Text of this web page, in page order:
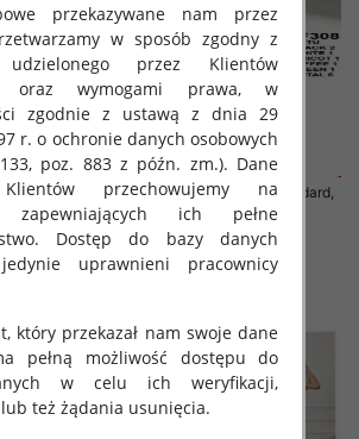
Standard,
6 szt
Komplet damskie Roz Standard,
Mix Kolor Paczka 6 szt
65.00 zł
szczegóły
przekazywane nam przez
w sposób zgodny z
udzielonego przez Klientów
oraz wymogami prawa, w
zgodnie z ustawą z dnia 29
r. o ochronie danych osobowych
poz. 883 z późn. zm.). Dane
przechowujemy na
zapewniających ich pełne
Dostęp do bazy danych
uprawnieni pracownicy
który przekazał nam swoje dane
pełną możliwość dostępu do
w celu ich weryfikacji,
też żądania usunięcia.